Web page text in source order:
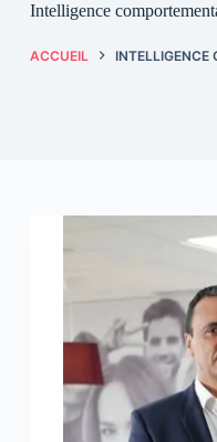
Intelligence
ACCUEIL INTELLIGENCE